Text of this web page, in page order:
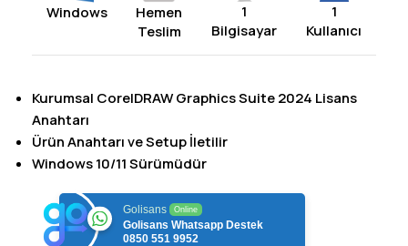
Windows
Hemen
Teslim
1
Bilgisayar
1
Kullanıcı
Kurumsal CorelDRAW Graphics Suite 2024 Lisans
Anahtarı
Ürün Anahtarı ve Setup İletilir
Windows 10/11 Sürümüdür
Golisans Online
Golisans Whatsapp Destek
0850 551 9952